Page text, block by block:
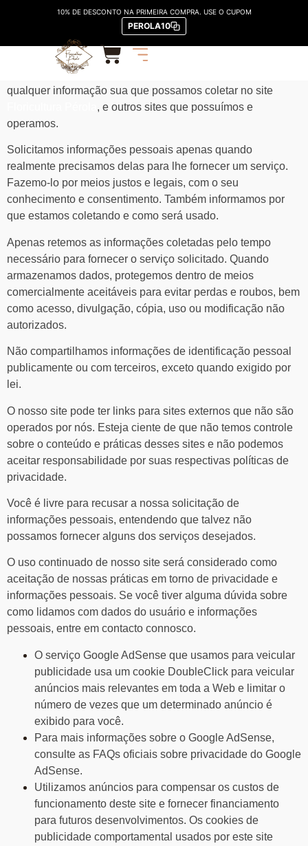
10% DE DESCONTO NA PRIMEIRA COMPRA. USE O CUPOM
PEROLA10
Política Privacidade
A sua privacidade é importante para nós. É política do
Floricultura Pérola respeitar a sua privacidade em relação a
qualquer informação sua que possamos coletar no site
, e outros sites que possuímos e
operamos.
Solicitamos informações pessoais apenas quando
realmente precisamos delas para lhe fornecer um serviço.
Fazemo-lo por meios justos e legais, com o seu
conhecimento e consentimento. Também informamos por
que estamos coletando e como será usado.
Apenas retemos as informações coletadas pelo tempo
necessário para fornecer o serviço solicitado. Quando
armazenamos dados, protegemos dentro de meios
comercialmente aceitáveis ​​para evitar perdas e roubos, bem
como acesso, divulgação, cópia, uso ou modificação não
autorizados.
Não compartilhamos informações de identificação pessoal
publicamente ou com terceiros, exceto quando exigido por
lei.
O nosso site pode ter links para sites externos que não são
operados por nós. Esteja ciente de que não temos controle
sobre o conteúdo e práticas desses sites e não podemos
aceitar responsabilidade por suas respectivas políticas de
privacidade.
Você é livre para recusar a nossa solicitação de
informações pessoais, entendendo que talvez não
possamos fornecer alguns dos serviços desejados.
O uso continuado de nosso site será considerado como
aceitação de nossas práticas em torno de privacidade e
informações pessoais. Se você tiver alguma dúvida sobre
como lidamos com dados do usuário e informações
pessoais, entre em contacto connosco.
O serviço Google AdSense que usamos para veicular
publicidade usa um cookie DoubleClick para veicular
anúncios mais relevantes em toda a Web e limitar o
número de vezes que um determinado anúncio é
exibido para você.
Para mais informações sobre o Google AdSense,
consulte as FAQs oficiais sobre privacidade do Google
AdSense.
Utilizamos anúncios para compensar os custos de
funcionamento deste site e fornecer financiamento
para futuros desenvolvimentos. Os cookies de
publicidade comportamental usados ​​por este site